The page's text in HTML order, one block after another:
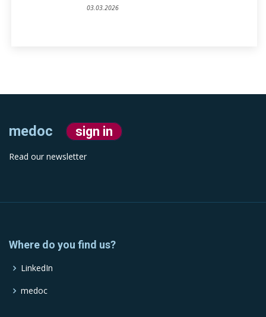
03.03.2026
medoc sign in
Read our newsletter
Where do you find us?
LinkedIn
medoc